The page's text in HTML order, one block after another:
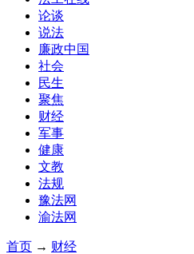
论谈
说法
廉政中国
社会
民生
聚焦
财经
军事
健康
文教
法规
豫法网
渝法网
首页 → 财经